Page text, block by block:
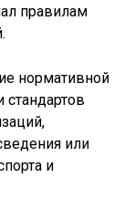
правилам
нормативной
стандартов
или
и